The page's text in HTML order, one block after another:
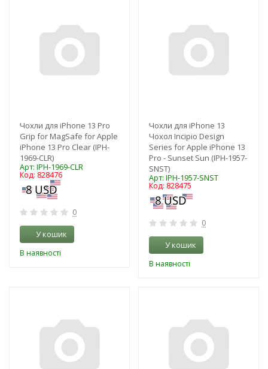
Чохли для iPhone 13 Pro
Grip for MagSafe for Apple
iPhone 13 Pro Clear (IPH-
1969-CLR)
Арт: IPH-1969-CLR
Код: 828476
0
У кошик
В наявності
Чохли для iPhone 13
Чохол Incipio Design
Series for Apple iPhone 13
Pro - Sunset Sun (IPH-1957-
SNST)
Арт: IPH-1957-SNST
Код: 828475
0
У кошик
В наявності